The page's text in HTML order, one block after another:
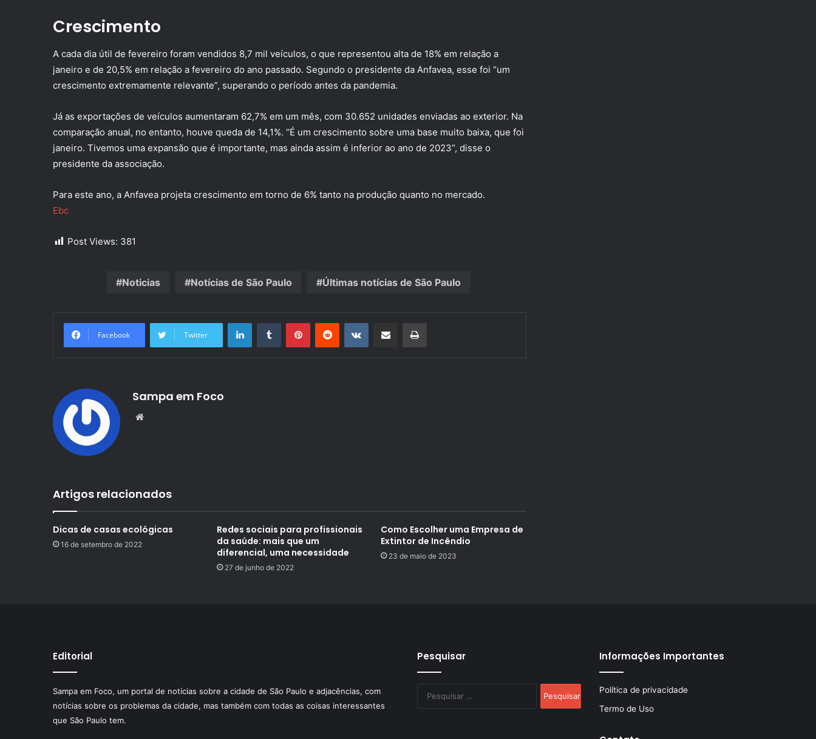
Crescimento
A cada dia útil de fevereiro foram vendidos 8,7 mil veículos, o que representou alta de 18% em relação a
janeiro e de 20,5% em relação a fevereiro do ano passado. Segundo o presidente da Anfavea, esse foi “um
crescimento extremamente relevante”, superando o período antes da pandemia.
Já as exportações de veículos aumentaram 62,7% em um mês, com 30.652 unidades enviadas ao exterior. Na
comparação anual, no entanto, houve queda de 14,1%. “É um crescimento sobre uma base muito baixa, que foi
janeiro. Tivemos uma expansão que é importante, mas ainda assim é inferior ao ano de 2023”, disse o
presidente da associação.
Para este ano, a Anfavea projeta crescimento em torno de 6% tanto na produção quanto no mercado.
Ebc
Post Views: 381
Noticias Notícias de São Paulo Últimas notícias de São Paulo
Facebook Twitter
LinkedinTumblr PinterestReddit VK Compartilhar via e-mail Imprimir
Sampa em Foco
Website
Artigos relacionados
Dicas de casas ecológicas
16 de setembro de 2022
Redes sociais para profissionais
da saúde: mais que um
diferencial, uma necessidade
27 de junho de 2022
Como Escolher uma Empresa de
Extintor de Incêndio
23 de maio de 2023
Editorial
Sampa em Foco, um portal de notícias sobre a cidade de São Paulo e adjacências, com
notícias sobre os problemas da cidade, mas também com todas as coisas interessantes
que São Paulo tem.
Pesquisar
por:
Informações Importantes
Política de privacidade
Termo de Uso